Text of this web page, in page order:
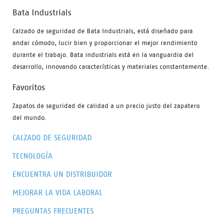
Tomáš Baťa, el hermano Antonín y la
hermana Anna
Bata Industrials
Calzado de seguridad de Bata Industrials, está diseñado para
andar cómodo, lucir bien y proporcionar el mejor rendimiento
durante el trabajo. Bata industrials está en la vanguardia del
desarrollo, innovando características y materiales constantemente.
Favoritos
Zapatos de seguridad de calidad a un precio justo del zapatero
del mundo.
CALZADO DE SEGURIDAD
TECNOLOGÍA
ENCUENTRA UN DISTRIBUIDOR
MEJORAR LA VIDA LABORAL
PREGUNTAS FRECUENTES